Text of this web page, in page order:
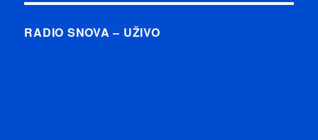
RADIO SNOVA – UŽIVO